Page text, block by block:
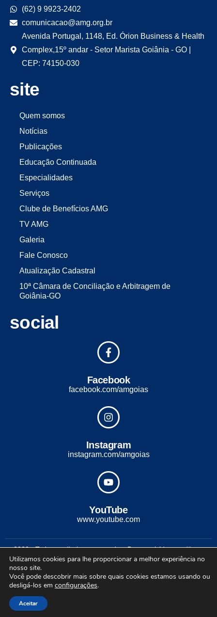
(62) 9 9923-2402
comunicacao@amg.org.br
Avenida Portugal, 1148, Ed. Órion Business & Health
Complex,15º andar - Setor Marista Goiânia - GO |
CEP: 74150-030
site
Quem somos
Notícias
Publicações
Educação Continuada
Especialidades
Serviços
Clube de Benefícios AMG
TV AMG
Galeria
Fale Conosco
Atualização Cadastral
10ª Câmara de Conciliação e Arbitragem de
Goiânia-GO
social
Facebook
facebook.com/amgoias
Instagram
instagram.com/amgoias
YouTube
www.youtube.com
2022 - Todos os direitos reservados. Desenvolvido com ♡ por
Conexão Soluções Corporativas
Utilizamos cookies para lhe proporcionar a melhor experiência no
nosso site.
Você pode descobrir mais sobre quais cookies estamos usando ou
desligá-los em configurações.
Aceitar